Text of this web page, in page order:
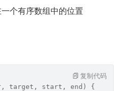
个有序数组中的位置
target, start, end) {
复制代码